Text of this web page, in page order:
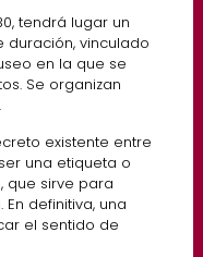
tendrá lugar un
vinculado
en la que se
Se organizan
existente entre
una etiqueta o
que sirve para
definitiva, una
el sentido de